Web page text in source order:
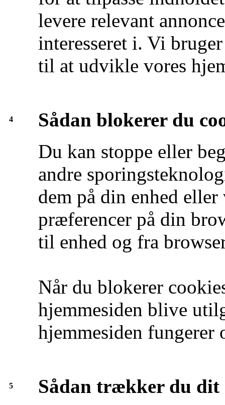
levere relevant
interesseret i. Vi
til at udvikle vores
4
Sådan blokerer du
Du kan stoppe eller
andre
dem på din enhed
præferencer på din
til enhed og fra
Når du blokerer
hjemmesiden blive
hjemmesiden fungerer
5
Sådan trækker du dit